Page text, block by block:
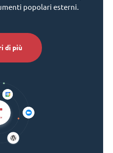
popolari esterni.
di più